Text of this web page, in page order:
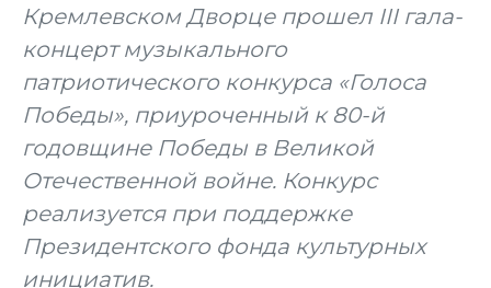
Кремлевском Дворце прошел III гала-
концерт музыкального
патриотического конкурса «Голоса
Победы», приуроченный к 80-й
годовщине Победы в Великой
Отечественной войне. Конкурс
реализуется при поддержке
Президентского фонда культурных
инициатив.